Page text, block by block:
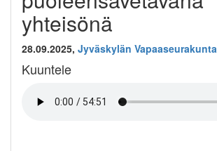
yhteisönä
28.09.2025, Jyväskylän Vapaaseurakunta
Kuuntele